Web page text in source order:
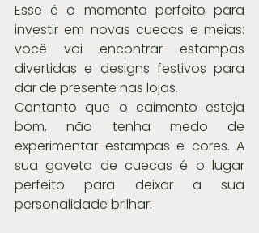
Esse é o momento perfeito para
investir em novas cuecas e meias:
você vai encontrar estampas
divertidas e designs festivos para
dar de presente nas lojas.
Contanto que o caimento esteja
bom, não tenha medo de
experimentar estampas e cores. A
sua gaveta de cuecas é o lugar
perfeito para deixar a sua
personalidade brilhar.